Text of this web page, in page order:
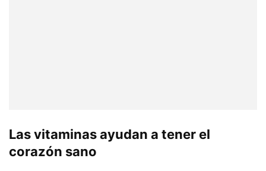
Las vitaminas ayudan a tener el
corazón sano